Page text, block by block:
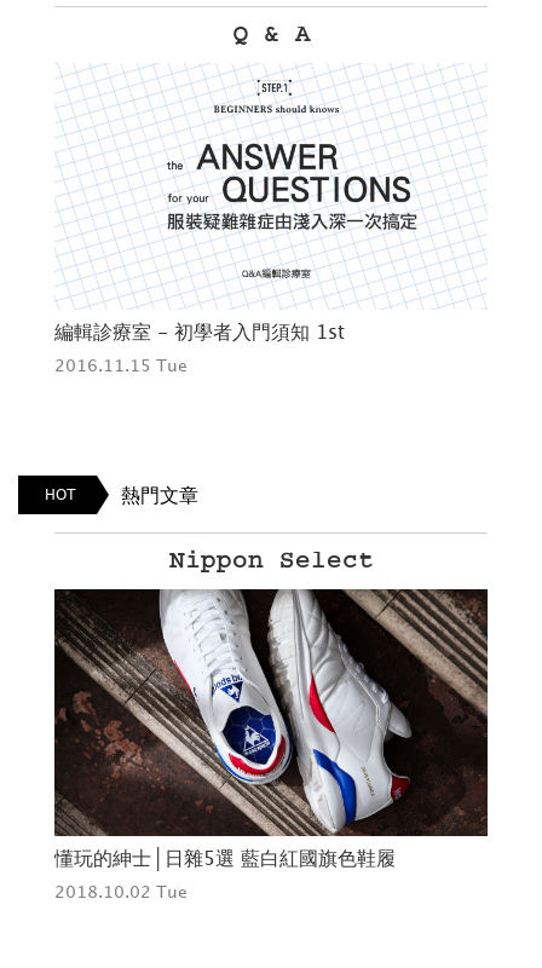
城市旅人
The City Guide To Taipei 感受城市生活
2016.12.07 Wed
HOT 熱門文章
MIZUNO 1906
BANG限定！Mizuno Girl的東瀛之旅
2019.03.27 Wed